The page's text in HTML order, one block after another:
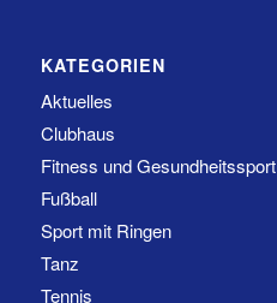
KATEGORIEN
Aktuelles
Clubhaus
Fitness und Gesundheitssport
Fußball
Sport mit Ringen
Tanz
Tennis